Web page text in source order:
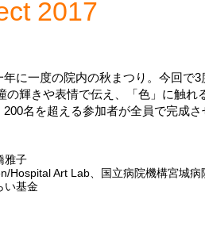
2017
に一度の院内の秋まつり。今回
の輝きや表情で伝え、「色」に触
名を超える参加者が全員で完成
雅子
Hospital Art Lab、国立病院機構宮城病
い基金